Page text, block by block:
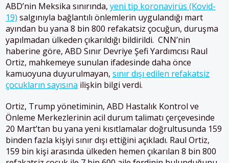
ABD’nin Meksika sınırında, yeni tip koronavirüs (Kovid-
19) salgınıyla bağlantılı önlemlerin uygulandığı mart
ayından bu yana 8 bin 800 refakatsiz çocuğun, duruşma
yapılmadan ülkeden çıkarıldığı bildirildi. CNN’nin
haberine göre, ABD Sınır Devriye Şefi Yardımcısı Raul
Ortiz, mahkemeye sunulan ifadesinde daha önce
kamuoyuna duyurulmayan, sınır dışı edilen refakatsiz
çocukların sayısına ilişkin bilgi verdi.
Ortiz, Trump yönetiminin, ABD Hastalık Kontrol ve
Önleme Merkezlerinin acil durum talimatı çerçevesinde
20 Mart’tan bu yana yeni kısıtlamalar doğrultusunda 159
binden fazla kişiyi sınır dışı ettiğini açıkladı. Raul Ortiz,
159 bin kişi arasında ülkeden hemen çıkarılan 8 bin 800